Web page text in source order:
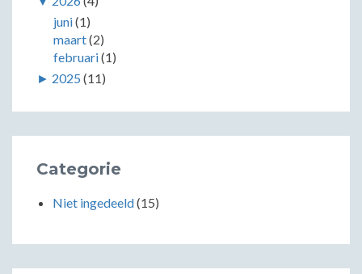
juni(1)
maart(2)
februari(1)
► 2025 (11)
Categorie
Niet ingedeeld(15)